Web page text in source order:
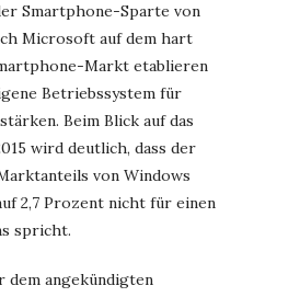
Smartphone-Sparte von
Microsoft auf dem hart
Markt etablieren
Betriebssystem für
Beim Blick auf das
wird deutlich, dass der
von Windows
2,7 Prozent nicht für einen
spricht.
dem angekündigten